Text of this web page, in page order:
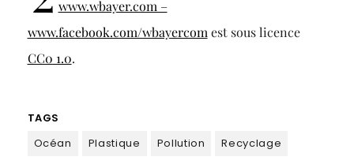
www.wbayer.com –
www.facebook.com/wbayercom est sous licence
CC0 1.0.
TAGS
Océan
Plastique Pollution Recyclage